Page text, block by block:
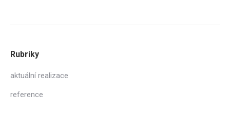
Rubriky
aktuální realizace
reference